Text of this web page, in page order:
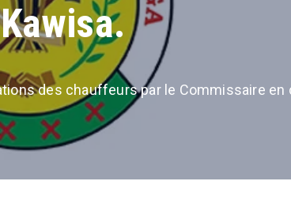
des chauffeurs par le Commissaire en